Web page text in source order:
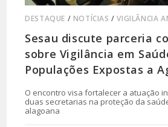
DESTAQUE / NOTÍCIAS /VIGILÂNCIA
Sesau discute parceria
sobre Vigilância em
Populações Expostas a
O encontro visa fortalecer a atuação
duas secretarias na proteção da
alagoana